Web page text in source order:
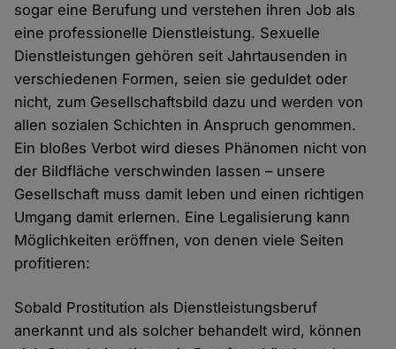
sogar eine Berufung und verstehen ihren Job als
eine professionelle Dienstleistung. Sexuelle
Dienstleistungen gehören seit Jahrtausenden in
verschiedenen Formen, seien sie geduldet oder
nicht, zum Gesellschaftsbild dazu und werden von
allen sozialen Schichten in Anspruch genommen.
Ein bloßes Verbot wird dieses Phänomen nicht von
der Bildfläche verschwinden lassen – unsere
Gesellschaft muss damit leben und einen richtigen
Umgang damit erlernen. Eine Legalisierung kann
Möglichkeiten eröffnen, von denen viele Seiten
profitieren:
Sobald Prostitution als Dienstleistungsberuf
anerkannt und als solcher behandelt wird, können